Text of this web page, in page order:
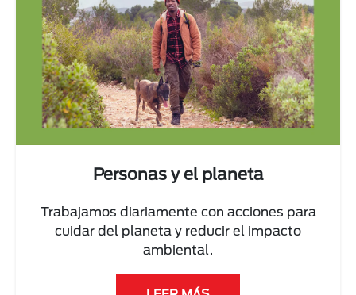
Personas y el planeta
Trabajamos diariamente con acciones para
cuidar del planeta y reducir el impacto
ambiental.